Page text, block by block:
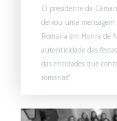
O presidente da
deixou uma mensagem
Romaria em Honra de
autenticidade das
das entidades que
romarias”.